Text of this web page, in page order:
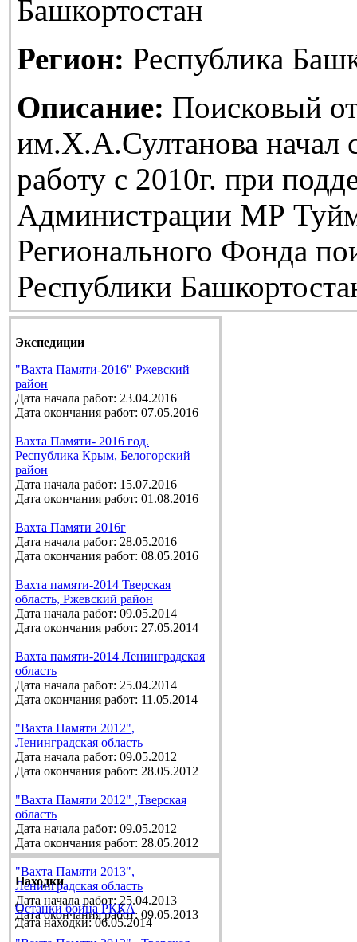
Башкортостан
Регион: Республика
Описание: Поисковый
им.Х.А.Султанова начал
работу с 2010г. при
Администрации МР
Регионального Фонда
Республики
Экспедиции
"Вахта Памяти-2016" Ржевский
район
Дата начала работ: 23.04.2016
Дата окончания работ: 07.05.2016
Вахта Памяти- 2016 год.
Республика Крым, Белогорский
район
Дата начала работ: 15.07.2016
Дата окончания работ: 01.08.2016
Вахта Памяти 2016г
Дата начала работ: 28.05.2016
Дата окончания работ: 08.05.2016
Вахта памяти-2014 Тверская
область, Ржевский район
Дата начала работ: 09.05.2014
Дата окончания работ: 27.05.2014
Вахта памяти-2014 Ленинградская
область
Дата начала работ: 25.04.2014
Дата окончания работ: 11.05.2014
"Вахта Памяти 2012",
Ленинградская область
Дата начала работ: 09.05.2012
Дата окончания работ: 28.05.2012
"Вахта Памяти 2012" ,Тверская
область
Дата начала работ: 09.05.2012
Дата окончания работ: 28.05.2012
"Вахта Памяти 2013",
Ленинградская область
Дата начала работ: 25.04.2013
Дата окончания работ: 09.05.2013
Находки
Останки бойца РККА
Дата находки: 06.05.2014